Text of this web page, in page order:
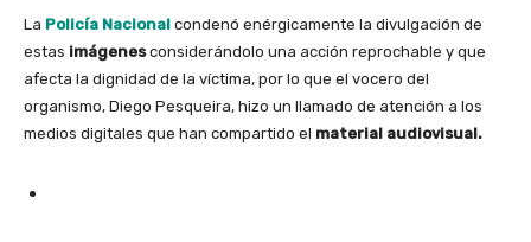
La Policía Nacional condenó enérgicamente la divulgación de
estas imágenesconsiderándolo una acción reprochable y que
afecta la dignidad de la víctima, por lo que el vocero del
organismo, Diego Pesqueira, hizo un llamado de atención a los
medios digitales que han compartido el material audiovisual.